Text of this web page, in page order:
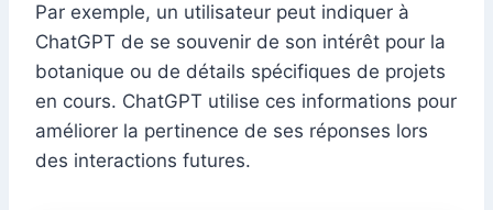
Par exemple, un utilisateur peut indiquer à
ChatGPT de se souvenir de son intérêt pour la
botanique ou de détails spécifiques de projets
en cours. ChatGPT utilise ces informations pour
améliorer la pertinence de ses réponses lors
des interactions futures.